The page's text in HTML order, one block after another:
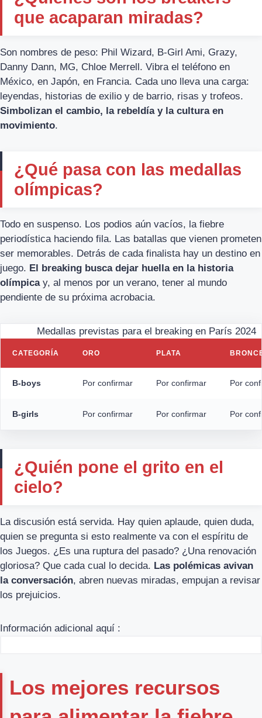
que acaparan miradas?
Son nombres de peso: Phil Wizard, B-Girl Ami, Grazy,
Danny Dann, MG, Chloe Merrell. Vibra el teléfono en
México, en Japón, en Francia. Cada uno lleva una carga:
leyendas, historias de exilio y de barrio, risas y trofeos.
Simbolizan el cambio, la rebeldía y la cultura en
movimiento.
¿Qué pasa con las medallas
olímpicas?
Todo en suspenso. Los podios aún vacíos, la fiebre
periodística haciendo fila. Las batallas que vienen prometen
ser memorables. Detrás de cada finalista hay un destino en
juego. El breaking busca dejar huella en la historia
olímpicay, al menos por un verano, tener al mundo
pendiente de su próxima acrobacia.
Medallas previstas para el breaking en París 2024
CATEGORÍA ORO PLATA
B-boys Por confirmar Por confirmar Por
B-girls Por confirmar Por confirmar Por
¿Quién pone el grito en el
cielo?
La discusión está servida. Hay quien aplaude, quien duda,
quien se pregunta si esto realmente va con el espíritu de
los Juegos. ¿Es una ruptura del pasado? ¿Una renovación
gloriosa? Que cada cual lo decida. Las polémicas avivan
la conversación, abren nuevas miradas, empujan a revisar
los prejuicios.
Información adicional aquí :
Los mejores recursos